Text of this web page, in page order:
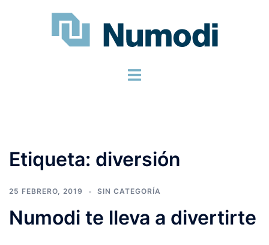
Etiqueta: diversión
25 FEBRERO, 2019 SIN CATEGORÍA
Numodi te lleva a divertirte